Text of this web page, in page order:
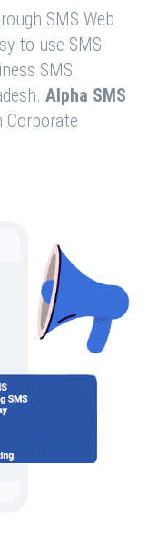
SMS Web
to use SMS
SMS
Alpha SMS